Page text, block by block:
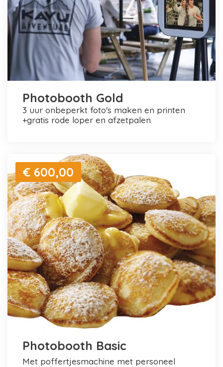
Photobooth Gold
3 uur onbeperkt foto's maken en printen
+gratis rode loper en afzetpalen
€ 600,00
Photobooth Basic
met poffertjesmachine met personeel